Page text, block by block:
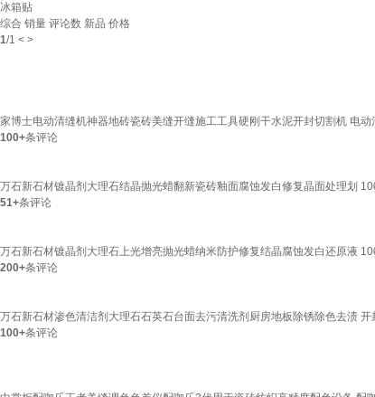
冰箱贴
综合 销量 评论数 新品 价格
1/1 < >
家博士电动清缝机神器地砖瓷砖美缝开缝施工工具硬刚干水泥开封切割机 电动
100+条评论
万石新石材镀晶剂大理石结晶抛光蜡翻新瓷砖釉面腐蚀发白修复晶面处理划
51+条评论
万石新石材镀晶剂大理石上光增亮抛光蜡纳米防护修复结晶腐蚀发白还原液
200+条评论
万石新石材渗色清洁剂大理石石英石台面去污清洗剂厨房地板除锈除色去渍
100+条评论